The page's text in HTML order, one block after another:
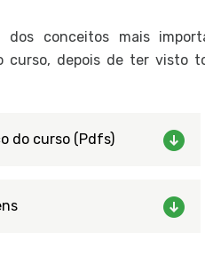
conceitos mais
curso, depois de ter visto
do curso (Pdfs)